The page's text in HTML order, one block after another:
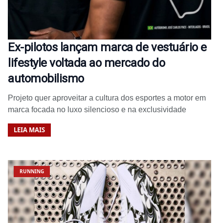
Ex-pilotos lançam marca de vestuário e
lifestyle voltada ao mercado do
automobilismo
Projeto quer aproveitar a cultura dos esportes a motor em
marca focada no luxo silencioso e na exclusividade
LEIA MAIS
RUNNING